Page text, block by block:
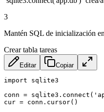
3
Mantén SQL de inicialización
Crear tabla tareas
Editar Copiar
import sqlite3
conn =
cur = conn.cursor()